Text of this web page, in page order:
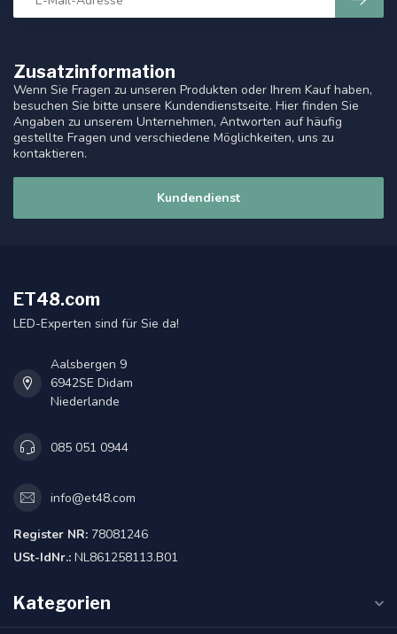
Zusatzinformation
Wenn Sie Fragen zu unseren Produkten oder Ihrem Kauf haben,
besuchen Sie bitte unsere Kundendienstseite. Hier finden Sie
Angaben zu unserem Unternehmen, Antworten auf häufig
gestellte Fragen und verschiedene Möglichkeiten, uns zu
kontaktieren.
Kundendienst
ET48.com
LED-Experten sind für Sie da!
Aalsbergen 9
6942SE Didam
Niederlande
085 051 0944
info@et48.com
Register NR: 78081246
USt-IdNr.: NL861258113.B01
Kategorien